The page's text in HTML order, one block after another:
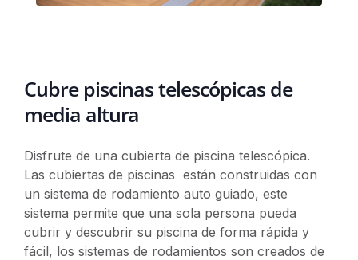
Cubre piscinas telescópicas de
media altura
Disfrute de una cubierta de piscina telescópica.
Las cubiertas de piscinas están construidas con
un sistema de rodamiento auto guiado, este
sistema permite que una sola persona pueda
cubrir y descubrir su piscina de forma rápida y
fácil, los sistemas de rodamientos son creados de